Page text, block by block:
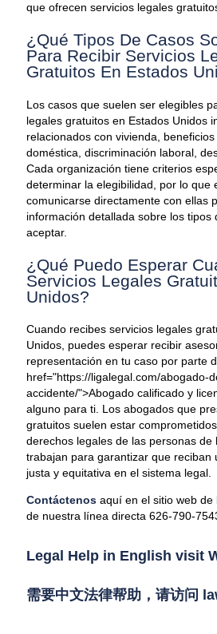
que ofrecen servicios legales
¿Qué Tipos De Casos
Para Recibir Servicios
Gratuitos En Estados
Los casos que suelen ser elegibles
legales gratuitos en Estados Unidos
relacionados con vivienda,
doméstica, discriminación laboral,
Cada organización tiene criterios
determinar la elegibilidad, por lo que
comunicarse directamente con ellas
información detallada sobre los tipos
aceptar.
¿Qué Puedo Esperar
Servicios Legales
Unidos?
Cuando recibes servicios legales
Unidos, puedes esperar recibir
representación en tu caso por parte
href="https://ligalegal.com/abogado-
accidente/">Abogado calificado y
alguno para ti. Los abogados que
gratuitos suelen estar
derechos legales de las personas de
trabajan para garantizar que reciban
justa y equitativa en el sistema legal.
Contáctenos aquí en el sitio web de
de nuestra línea directa 626-790-
Legal Help in English visit
需要中文法律帮助，请访问